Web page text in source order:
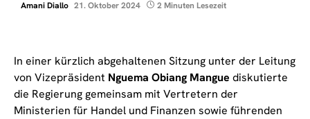
Amani Diallo 21. Oktober 2024 2 Minuten Lesezeit
In einer kürzlich abgehaltenen Sitzung unter der Leitung
von Vizepräsident Nguema Obiang Mangue diskutierte
die Regierung gemeinsam mit Vertretern der
Ministerien für Handel und Finanzen sowie führenden